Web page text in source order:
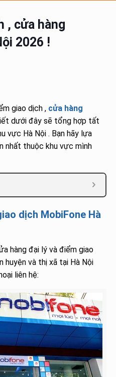
, cửa hàng
2026 !
giao dịch , cửa hàng
dưới đây sẽ tổng hợp tất
vực Hà Nội . Bạn hãy lựa
nhất thuộc khu vực mình
dịch MobiFone Hà
hàng đại lý và điểm giao
huyện và thị xã tại Hà Nội
liên hệ: